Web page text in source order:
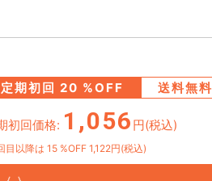
定期初回 20 %OFF 送料無料
初回価格: 1,056 円(税込)
目以降は 15 %OFF 1,122円(税込)